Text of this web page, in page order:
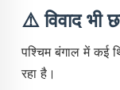
⚠️ विवाद भी
पश्चिम बंगाल में कई
रहा है।